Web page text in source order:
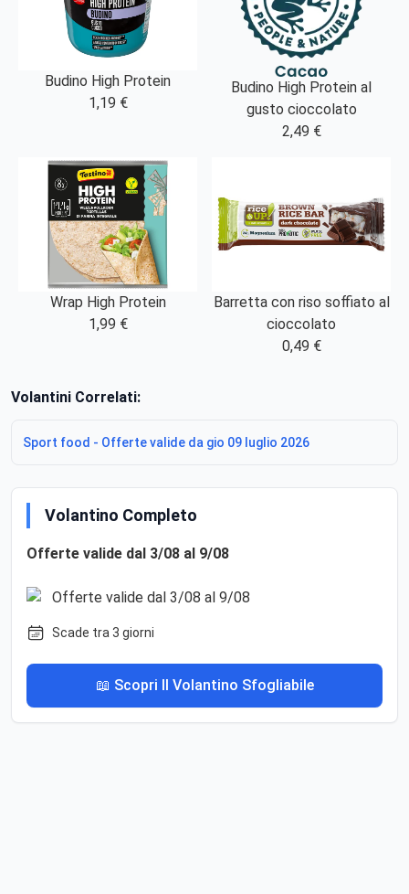
Budino High Protein
1,19 €
Budino High Protein al
gusto cioccolato
2,49 €
Wrap High Protein
1,99 €
Barretta con riso soffiato al
cioccolato
0,49 €
Volantini Correlati:
Sport food - Offerte valide da gio 09 luglio 2026
Volantino Completo
Offerte valide dal 3/08 al 9/08
Scade tra 3 giorni
📖 Scopri Il Volantino Sfogliabile